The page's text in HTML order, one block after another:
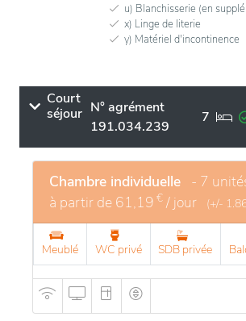
u) Blanchisserie (en
x) Linge de literie
y) Matériel d'incontinence
Court
séjour N° agrément
191.034.239
7
Chambre individuelle - 7
à partir de 61,19 € / jour (+/-
Meublé WC privé SDB privée